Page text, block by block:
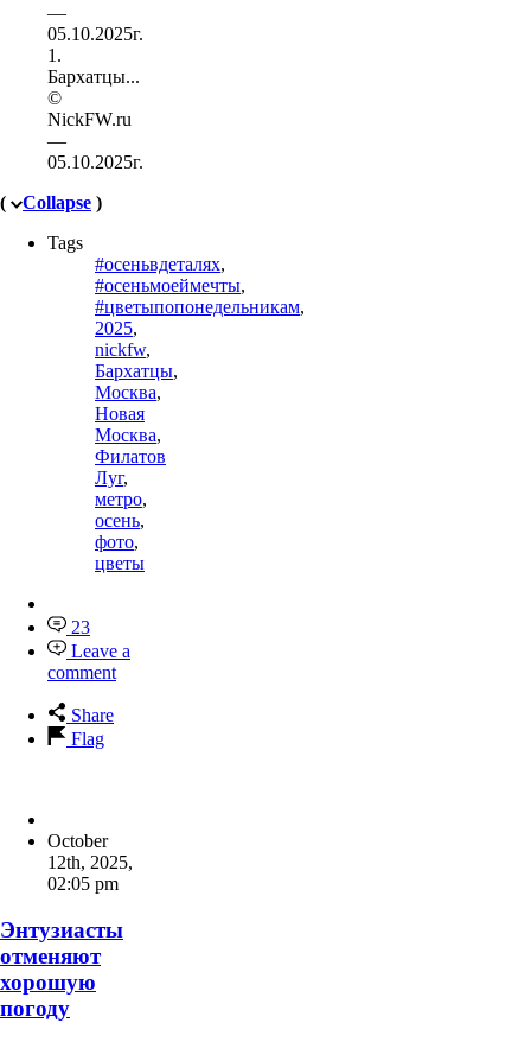
1.
Бархатцы...
©
NickFW.ru
—
05.10.2025г.
(
Collapse )
Tags
#осеньвдеталях,
#осеньмоеймечты,
#цветыпопонедельникам,
2025,
nickfw,
Бархатцы,
Москва,
Новая
Москва,
Филатов
Луг,
метро,
осень,
фото,
цветы
23
Leave a
comment
Share
Flag
October
12th, 2025,
02:05 pm
Энтузиасты
отменяют
хорошую
погоду